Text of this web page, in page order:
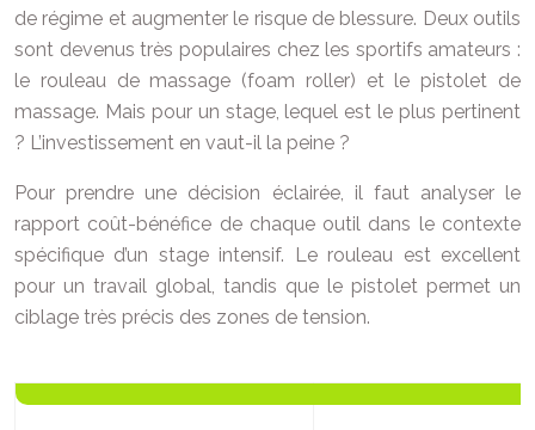
de régime et augmenter le risque de blessure. Deux outils
sont devenus très populaires chez les sportifs amateurs :
le rouleau de massage (foam roller) et le pistolet de
massage. Mais pour un stage, lequel est le plus pertinent
? L’investissement en vaut-il la peine ?
Pour prendre une décision éclairée, il faut analyser le
rapport coût-bénéfice de chaque outil dans le contexte
spécifique d’un stage intensif. Le rouleau est excellent
pour un travail global, tandis que le pistolet permet un
ciblage très précis des zones de tension.